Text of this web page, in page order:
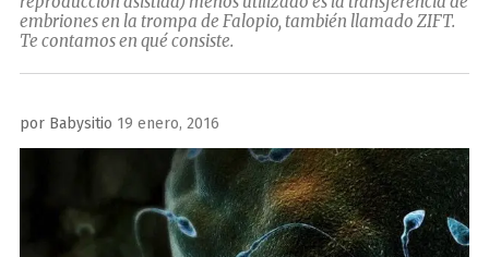
embriones en la trompa de Falopio, también llamado ZIFT.
Te contamos en qué consiste.
por Babysitio Publicado
el
19 enero, 2016